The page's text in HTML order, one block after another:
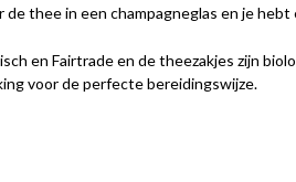
de thee in een champagneglas en je hebt
en Fairtrade en de theezakjes zijn
voor de perfecte bereidingswijze.